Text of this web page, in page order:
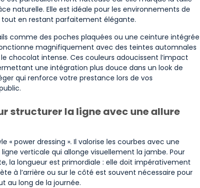
naturelle. Elle est idéale pour les environnements de
en restant parfaitement élégante.
comme des poches plaquées ou une ceinture intégrée
magnifiquement avec des teintes automnales
chocolat intense. Ces couleurs adoucissent l’impact
une intégration plus douce dans un look de
qui renforce votre prestance lors de vos
structurer la ligne avec une allure
« power dressing ». Il valorise les courbes avec une
verticale qui allonge visuellement la jambe. Pour
la longueur est primordiale : elle doit impérativement
à l’arrière ou sur le côté est souvent nécessaire pour
au long de la journée.